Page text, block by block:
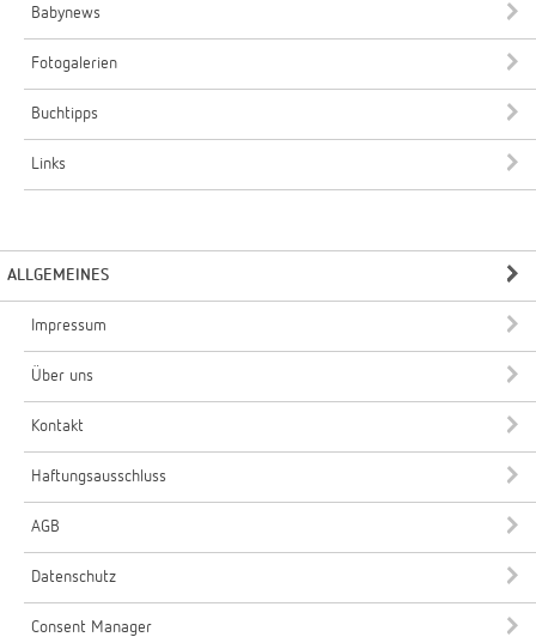
Babynews
Fotogalerien
Buchtipps
Links
ALLGEMEINES
Impressum
Über uns
Kontakt
Haftungsausschluss
AGB
Datenschutz
Consent Manager